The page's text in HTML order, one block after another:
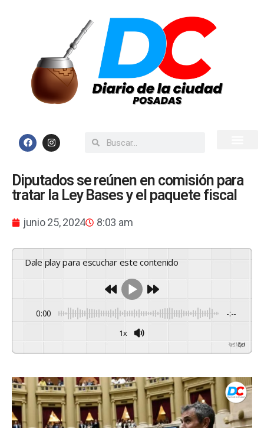
Diputados se reúnen en comisión para
tratar la Ley Bases y el paquete fiscal
junio 25, 2024 8:03 am
Dale play para escuchar este contenido
0:00 -:--
1x
GSpeech